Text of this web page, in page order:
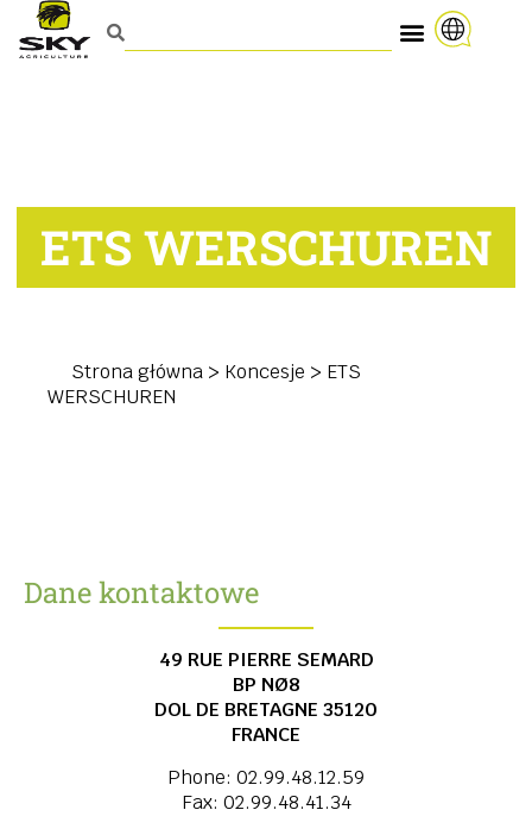
ETS WERSCHUREN
Strona główna > Koncesje > ETS
WERSCHUREN
Dane kontaktowe
49 RUE PIERRE SEMARD
BP NØ8
DOL DE BRETAGNE 35120
FRANCE
Phone: 02.99.48.12.59
Fax: 02.99.48.41.34